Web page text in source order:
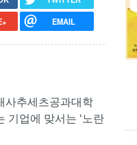
EMAIL
사추세츠공과대학
기업에 맞서는 ‘노란